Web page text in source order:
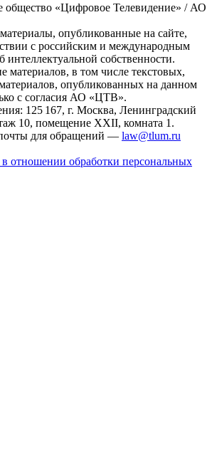
«Цифровое Телевидение» / АО
опубликованные на сайте,
с российским и международным
интеллектуальной собственности.
материалов, в том числе текстовых,
опубликованных на данном
с согласия АО «ЦТВ».
125 167, г. Москва, Ленинградский
10, помещение XXII, комната 1.
для обращений — law@tlum.ru
отношении обработки персональных